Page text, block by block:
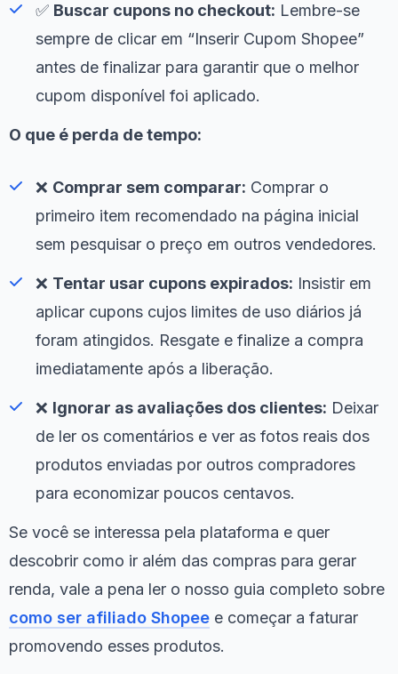
✅ Buscar cupons no checkout: Lembre-se
sempre de clicar em “Inserir Cupom Shopee”
antes de finalizar para garantir que o melhor
cupom disponível foi aplicado.
O que é perda de tempo:
❌ Comprar sem comparar: Comprar o
primeiro item recomendado na página inicial
sem pesquisar o preço em outros vendedores.
❌ Tentar usar cupons expirados: Insistir em
aplicar cupons cujos limites de uso diários já
foram atingidos. Resgate e finalize a compra
imediatamente após a liberação.
❌ Ignorar as avaliações dos clientes: Deixar
de ler os comentários e ver as fotos reais dos
produtos enviadas por outros compradores
para economizar poucos centavos.
Se você se interessa pela plataforma e quer
descobrir como ir além das compras para gerar
renda, vale a pena ler o nosso guia completo sobre
como ser afiliado Shopee e começar a faturar
promovendo esses produtos.